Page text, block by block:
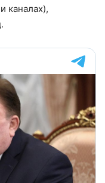
каналах),